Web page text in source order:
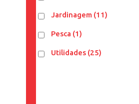
Jardinagem (11)
Pesca (1)
Utilidades (25)